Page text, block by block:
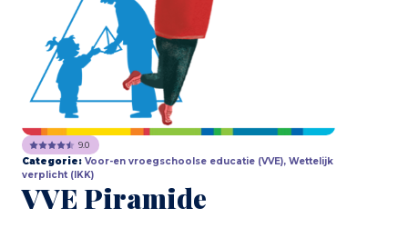
9.0
Categorie: Voor-en vroegschoolse educatie (VVE), Wettelijk
verplicht (IKK)
VVE Piramide